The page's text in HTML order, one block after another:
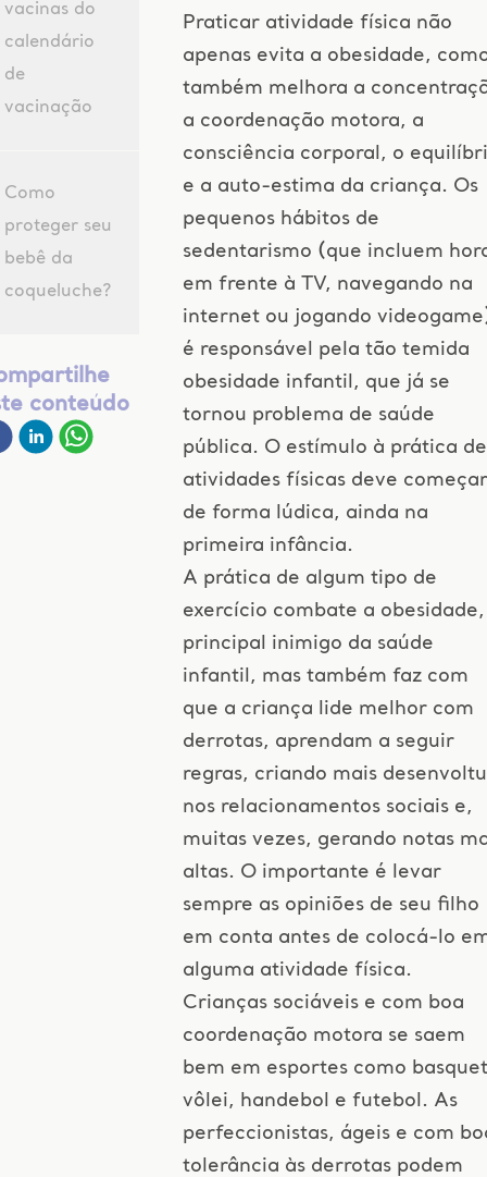
vacinas do
calendário
de
vacinação
Como
proteger seu
bebê da
coqueluche?
conteúdo
Praticar atividade física não
apenas evita a obesidade,
também melhora a
a coordenação motora, a
consciência corporal, o
e a auto-estima da criança. Os
pequenos hábitos de
sedentarismo (que incluem
em frente à TV, navegando na
internet ou jogando
é responsável pela tão temida
obesidade infantil, que já se
tornou problema de saúde
pública. O estímulo à prática de
atividades físicas deve começar
de forma lúdica, ainda na
primeira infância.
A prática de algum tipo de
exercício combate a obesidade,
principal inimigo da saúde
infantil, mas também faz com
que a criança lide melhor com
derrotas, aprendam a seguir
regras, criando mais
nos relacionamentos sociais e,
muitas vezes, gerando notas
altas. O importante é levar
sempre as opiniões de seu filho
em conta antes de colocá-lo
alguma atividade física.
Crianças sociáveis e com boa
coordenação motora se saem
bem em esportes como
vôlei, handebol e futebol. As
perfeccionistas, ágeis e com
tolerância às derrotas podem